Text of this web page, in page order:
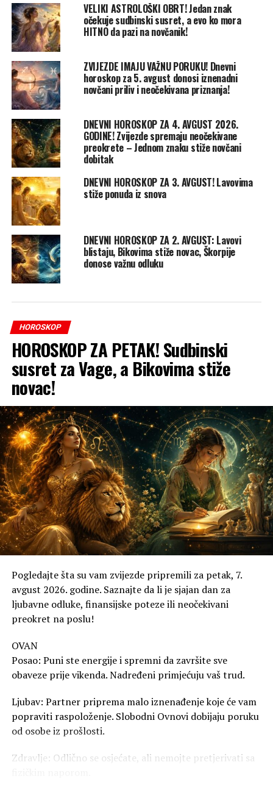
VELIKI ASTROLOŠKI OBRT! Jedan znak
očekuje sudbinski susret, a evo ko mora
HITNO da pazi na novčanik!
ZVIJEZDE IMAJU VAŽNU PORUKU! Dnevni
horoskop za 5. avgust donosi iznenadni
novčani priliv i neočekivana priznanja!
DNEVNI HOROSKOP ZA 4. AVGUST 2026.
GODINE! Zvijezde spremaju neočekivane
preokrete – Jednom znaku stiže novčani
dobitak
DNEVNI HOROSKOP ZA 3. AVGUST! Lavovima
stiže ponuda iz snova
DNEVNI HOROSKOP ZA 2. AVGUST: Lavovi
blistaju, Bikovima stiže novac, Škorpije
donose važnu odluku
HOROSKOP
HOROSKOP ZA PETAK! Sudbinski
susret za Vage, a Bikovima stiže
novac!
Pogledajte šta su vam zvijezde pripremili za petak, 7.
avgust 2026. godine. Saznajte da li je sjajan dan za
ljubavne odluke, finansijske poteze ili neočekivani
preokret na poslu!
OVAN
Posao: Puni ste energije i spremni da završite sve
obaveze prije vikenda. Nadređeni primjećuju vaš trud.
Ljubav: Partner priprema malo iznenađenje koje će vam
popraviti raspoloženje. Slobodni Ovnovi dobijaju poruku
od osobe iz prošlosti.
Zdravlje: Odlično se osjećate, ali nemojte pretjerivati sa